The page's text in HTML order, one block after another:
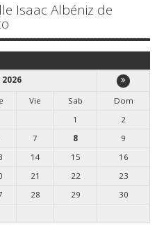
Isaac Albéniz de
Vie Sab
Dom
1
2
7 8
9
14 15
16
21 22
23
28 29
30